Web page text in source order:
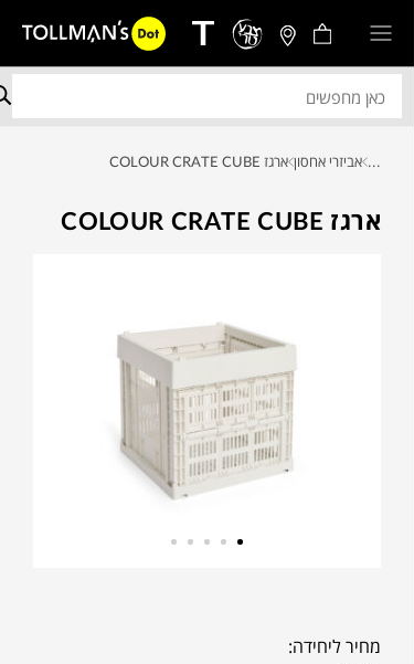
... אביזרי אחסון ארגז COLOUR CRATE CUBE
ארגז COLOUR CRATE CUBE
מחיר ליחידה: